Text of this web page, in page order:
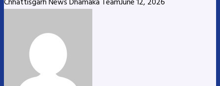
Chhattisgarh News Dhamaka TeamJune 12, 2026